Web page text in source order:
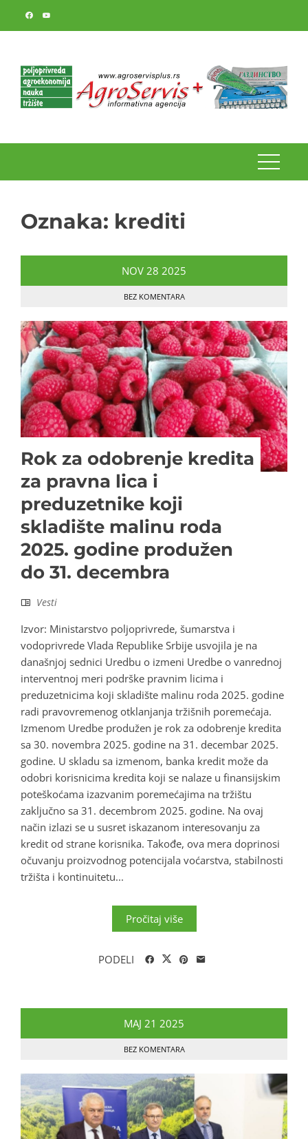
Oznaka: krediti
NOV 28 2025
BEZ KOMENTARA
Rok za odobrenje kredita
za pravna lica i
preduzetnike koji
skladište malinu roda
2025. godine produžen
do 31. decembra
Vesti
Izvor: Ministarstvo poljoprivrede, šumarstva i
vodoprivrede Vlada Republike Srbije usvojila je na
današnjoj sednici Uredbu o izmeni Uredbe o vanrednoj
interventnoj meri podrške pravnim licima i
preduzetnicima koji skladište malinu roda 2025. godine
radi pravovremenog otklanjanja tržišnih poremećaja.
Izmenom Uredbe produžen je rok za odobrenje kredita
sa 30. novembra 2025. godine na 31. decembar 2025.
godine. U skladu sa izmenom, banka kredit može da
odobri korisnicima kredita koji se nalaze u finansijskim
poteškoćama izazvanim poremećajima na tržištu
zaključno sa 31. decembrom 2025. godine. Na ovaj
način izlazi se u susret iskazanom interesovanju za
kredit od strane korisnika. Takođe, ova mera doprinosi
očuvanju proizvodnog potencijala voćarstva, stabilnosti
tržišta i kontinuitetu...
Pročitaj više
PODELI
MAJ 21 2025
BEZ KOMENTARA